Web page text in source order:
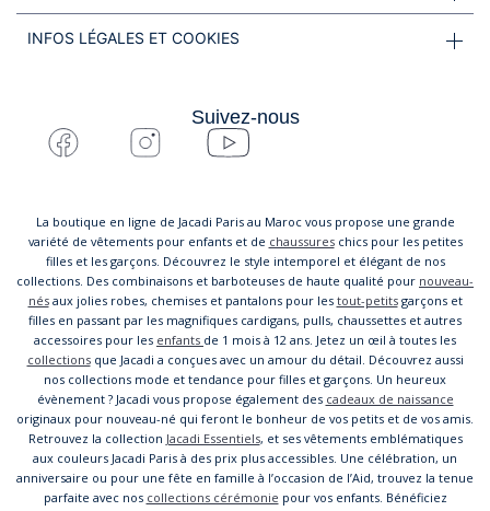
INFOS LÉGALES ET COOKIES
Suivez-nous
La boutique en ligne de Jacadi Paris au Maroc vous propose une grande
variété de vêtements pour enfants et de chaussureschics pour les petites
filles et les garçons. Découvrez le style intemporel et élégant de nos
collections. Des combinaisons et barboteuses de haute qualité pour nouveau-
nésaux jolies robes, chemises et pantalons pour les tout-petitsgarçons et
filles en passant par les magnifiques cardigans, pulls, chaussettes et autres
accessoires pour les enfants de 1 mois à 12 ans. Jetez un œil à toutes les
collectionsque Jacadi a conçues avec un amour du détail. Découvrez aussi
nos collections mode et tendance pour filles et garçons. Un heureux
évènement ? Jacadi vous propose également des cadeaux de naissance
originaux pour nouveau-né qui feront le bonheur de vos petits et de vos amis.
Retrouvez la collection Jacadi Essentiels, et ses vêtements emblématiques
aux couleurs Jacadi Paris à des prix plus accessibles. Une célébration, un
anniversaire ou pour une fête en famille à l’occasion de l’Aid, trouvez la tenue
parfaite avec nos collections cérémonie pour vos enfants. Bénéficiez